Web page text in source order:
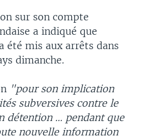
sur son compte
a indiqué que
été mis aux arrêts dans
dimanche.
"pour son implication
subversives contre le
détention ... pendant que
nouvelle information